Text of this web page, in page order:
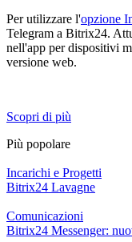
Per utilizzare l'opzione
Telegram a Bitrix24.
nell'app per dispositivi
versione web.
Scopri di più
Più popolare
Incarichi e Progetti
Bitrix24 Lavagne
Comunicazioni
Bitrix24 Messenger: